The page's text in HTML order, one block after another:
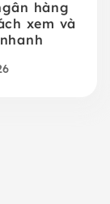
hàng
xem và